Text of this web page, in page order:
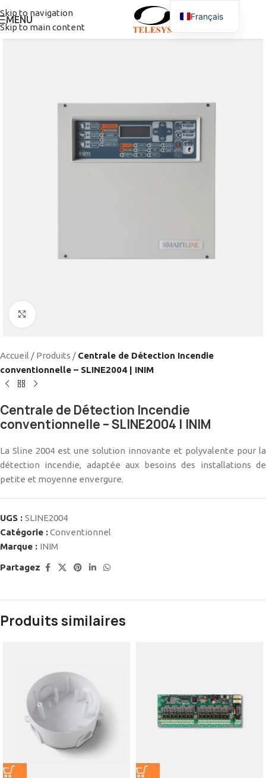
Skip to navigation
Skip to main content
MENU
Accueil / Produits / Centrale de Détection Incendie
conventionnelle – SLINE2004 | INIM
Centrale de Détection Incendie
conventionnelle – SLINE2004 | INIM
La Sline 2004 est une solution innovante et polyvalente pour la
détection incendie, adaptée aux besoins des installations de
petite et moyenne envergure.
UGS : SLINE2004
Catégorie :Conventionnel
Marque : INIM
Partagez
Produits similaires
Français